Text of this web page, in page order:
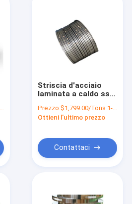
Striscia d'acciaio
laminata a caldo ss
Inox della bobina 201
304 304L 316L
Prezzo:$1,799.00/Tons 1-9 Tons
Ottieni l'ultimo prezzo
Contattaci